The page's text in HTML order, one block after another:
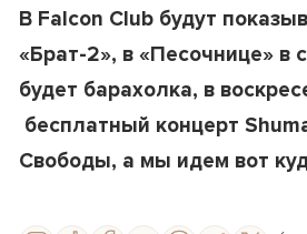
В Falcon Club будут
«Брат-2», в «Песочнице» в
будет барахолка, в
бесплатный концерт
Свободы, а мы идем вот